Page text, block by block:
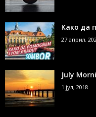
Како да
27 април,
July
1 јул, 2018